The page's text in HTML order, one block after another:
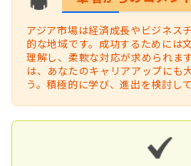
アジア市場は経済成長やビジネス
的な地域です。成功するためには
理解し、柔軟な対応が求められま
は、あなたのキャリアアップにも
う。積極的に学び、進出を検討し